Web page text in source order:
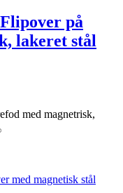
på
lakeret stål
med magnetrisk,